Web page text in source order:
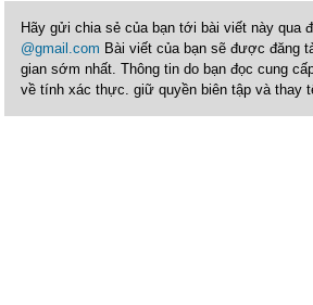
Hãy gửi chia sẻ của bạn tới bài viết này qua
@gmail.com Bài viết của bạn sẽ được đăng
gian sớm nhất. Thông tin do bạn đọc cung
về tính xác thực. giữ quyền biên tập và thay